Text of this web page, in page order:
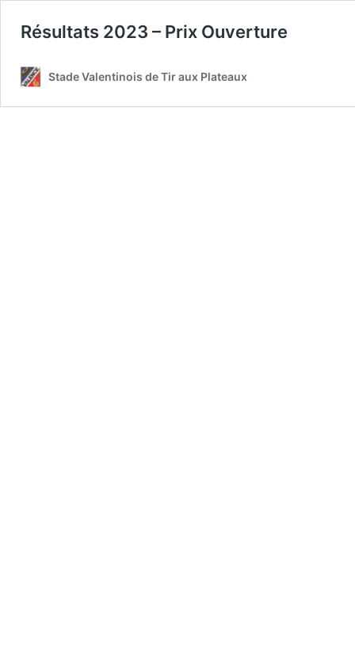
Résultats 2023 – Prix Ouverture
Stade Valentinois de Tir aux Plateaux